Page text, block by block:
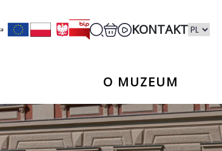
KONTAKT
O MUZEUM